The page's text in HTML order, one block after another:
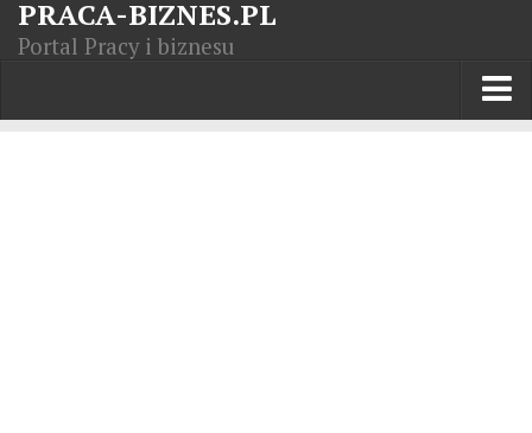
PRACA-BIZNES.PL
Portal Pracy i biznesu